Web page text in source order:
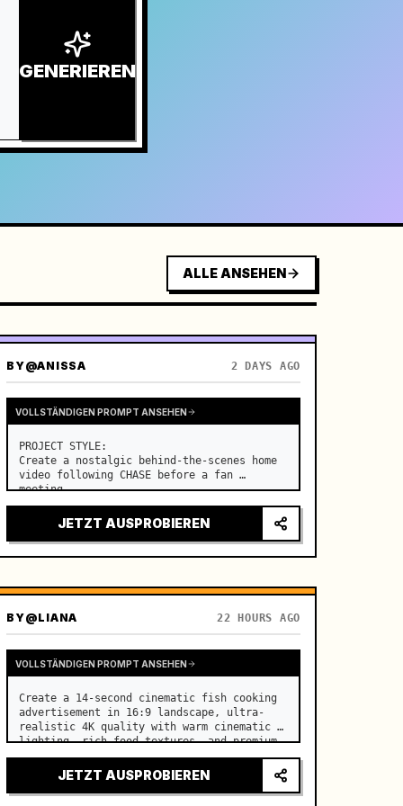
GENERIEREN
ALLE ANSEHEN
BY@ANISSA 2 DAYS AGO
VOLLSTÄNDIGEN PROMPT ANSEHEN
PROJECT STYLE:
Create a nostalgic behind-the-scenes home
video following CHASE before a fan
meeting. …
JETZT AUSPROBIEREN
BY@LIANA 22 HOURS AGO
VOLLSTÄNDIGEN PROMPT ANSEHEN
Create a 14-second cinematic fish cooking
advertisement in 16:9 landscape, ultra-
realistic 4K quality with warm cinematic
lighting, rich food textures, and premium
commercial aesthetics. …
JETZT AUSPROBIEREN